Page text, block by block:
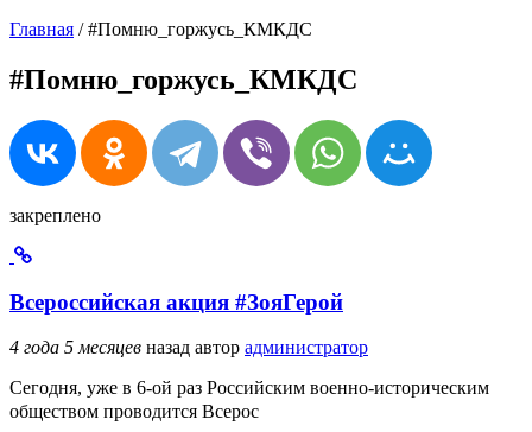
Главная /#Помню_горжусь_КМКДС
#Помню_горжусь_КМКДС
закреплено
Всероссийская акция #ЗояГерой
4 года 5 месяцев назад автор администратор
Сегодня, уже в 6-ой раз Российским военно-историческим
обществом проводится Всерос